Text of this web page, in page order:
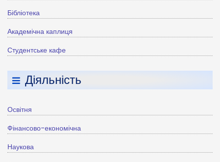
Бібліотека
Академічна каплиця
Студентське кафе
Діяльність
Освітня
Фінансово-економічна
Наукова